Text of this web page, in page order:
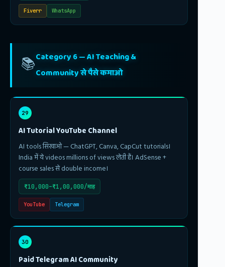
Fiverr WhatsApp
📚Category 6 — AI Teaching &
Community से पैसे कमाओ
29
AI Tutorial YouTube Channel
AI tools सिखाओ — ChatGPT, Canva, CapCut tutorials।
India में ये videos millions of views लेती हैं। AdSense +
course sales से double income।
₹10,000–₹1,00,000/माह
YouTube Telegram
30
Paid Telegram AI Community